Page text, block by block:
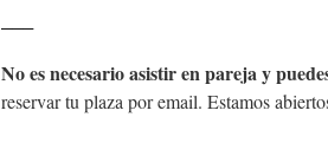
No es necesario asistir en pareja y
reservar tu plaza por email. Estamos